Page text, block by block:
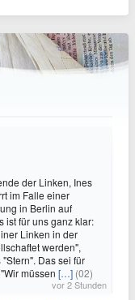
der Linken, Ines
im Falle einer
in Berlin auf
ist für uns ganz klar:
Linken in der
werden",
Das sei für
müssen […] (02)
vor 2 Stunden